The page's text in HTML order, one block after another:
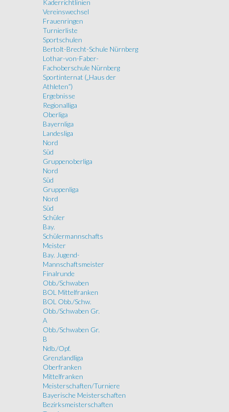
Kaderrichtlinien
Vereinswechsel
Frauenringen
Turnierliste
Sportschulen
Bertolt-Brecht-Schule Nürnberg
Lothar-von-Faber-
Fachoberschule Nürnberg
Sportinternat („Haus der
Athleten“)
Ergebnisse
Regionalliga
Oberliga
Bayernliga
Landesliga
Nord
Süd
Gruppenoberliga
Nord
Süd
Gruppenliga
Nord
Süd
Schüler
Bay.
Schülermannschafts
Meister
Bay. Jugend-
Mannschaftsmeister
Finalrunde
Obb./Schwaben
BOL Mittelfranken
BOL Obb./Schw.
Obb./Schwaben Gr.
A
Obb./Schwaben Gr.
B
Ndb./Opf.
Grenzlandliga
Oberfranken
Mittelfranken
Meisterschaften/Turniere
Bayerische Meisterschaften
Bezirksmeisterschaften